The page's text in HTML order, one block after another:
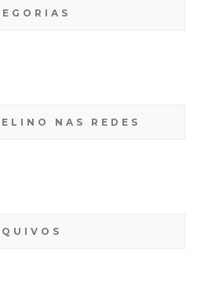
NAS REDES